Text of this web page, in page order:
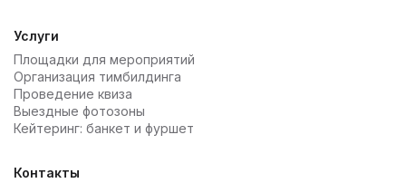
Услуги
Площадки для мероприятий
Организация тимбилдинга
Проведение квиза
Выездные фотозоны
Кейтеринг: банкет и фуршет
Контакты